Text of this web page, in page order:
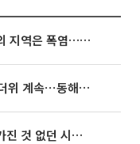
동해안은 시간당 80㎜ 폭우, 그 외 지역은 폭염…‘극과 극 날씨’
[내일 날씨] 폭염 한풀 꺾여도 무더위 계속⋯동해안 이틀 연속 비
임영웅, 어느덧 데뷔 10주년⋯"가진 것 없던 시절, 내 앞엔 20명의 팬뿐"